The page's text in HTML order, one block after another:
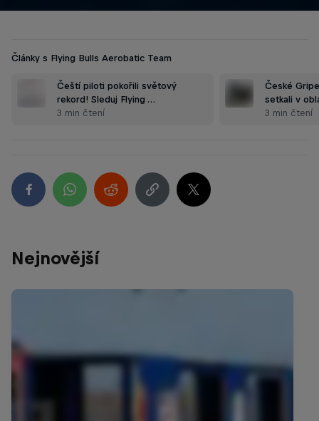
Články s Flying Bulls Aerobatic Team
Čeští piloti pokořili světový
rekord! Sleduj Flying …
3 min čtení
České
setkali v
3 min čtení
Nejnovější